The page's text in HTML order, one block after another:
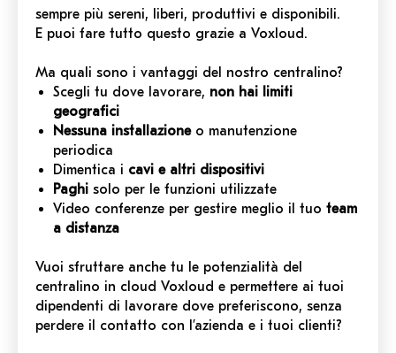
sempre più sereni, liberi, produttivi e disponibili.
E puoi fare tutto questo grazie a Voxloud.
Ma quali sono i vantaggi del nostro centralino?
Scegli tu dove lavorare, non hai limiti
geografici
Nessuna installazioneo manutenzione
periodica
Dimentica i cavi e altri dispositivi
Paghi solo per le funzioni utilizzate
Video conferenze per gestire meglio il tuo team
a distanza
Vuoi sfruttare anche tu le potenzialità del
centralino in cloud Voxloud e permettere ai tuoi
dipendenti di lavorare dove preferiscono, senza
perdere il contatto con l’azienda e i tuoi clienti?